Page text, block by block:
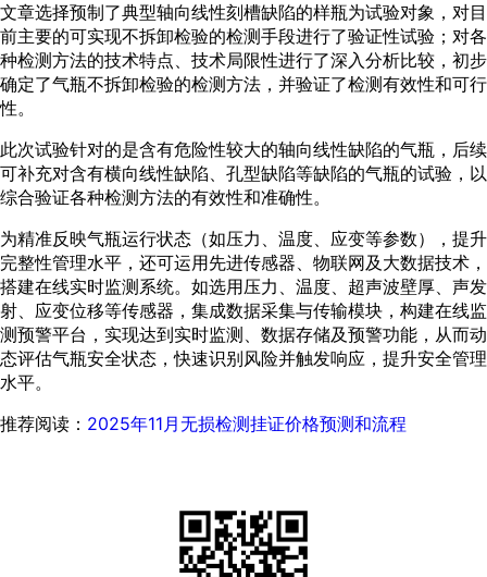
文章选择预制了典型轴向线性刻槽缺陷的样瓶为试验对象，对目
前主要的可实现不拆卸检验的检测手段进行了验证性试验；对各
种检测方法的技术特点、技术局限性进行了深入分析比较，初步
确定了气瓶不拆卸检验的检测方法，并验证了检测有效性和可行
性。
此次试验针对的是含有危险性较大的轴向线性缺陷的气瓶，后续
可补充对含有横向线性缺陷、孔型缺陷等缺陷的气瓶的试验，以
综合验证各种检测方法的有效性和准确性。
为精准反映气瓶运行状态（如压力、温度、应变等参数），提升
完整性管理水平，还可运用先进传感器、物联网及大数据技术，
搭建在线实时监测系统。如选用压力、温度、超声波壁厚、声发
射、应变位移等传感器，集成数据采集与传输模块，构建在线监
测预警平台，实现达到实时监测、数据存储及预警功能，从而动
态评估气瓶安全状态，快速识别风险并触发响应，提升安全管理
水平。
推荐阅读： 2025年11月无损检测挂证价格预测和流程